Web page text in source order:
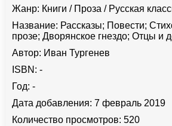
Жанр: Книги / Проза / Русская
Название: Рассказы; Повести;
прозе; Дворянское гнездо; Отцы и
Автор: Иван Тургенев
ISBN: -
Год: -
Дата добавления: 7 февраль 2019
Количество просмотров: 520